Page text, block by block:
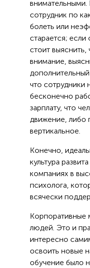
внимательными.
сотрудник по
болеть или
старается; если
стоит выяснить,
внимание,
что сотрудники
бесконечно
зарплату, что
движение, либо
вертикальное.
Конечно,
культура
компаниях в
психолога,
всячески
Корпоративные
людей. Это и
интересно
освоить новые
обучение было